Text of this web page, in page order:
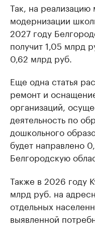
Так, на
модернизации
2027 году
получит 1,05 млрд
0,62 млрд руб.
Еще одна статья
ремонт и
организаций,
деятельность по
дошкольного
будет направлено
Белгородскую
Также в 2026 году
млрд руб. на
отдельных
выявленной